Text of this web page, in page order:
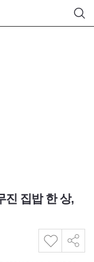
진 집밥 한 상,